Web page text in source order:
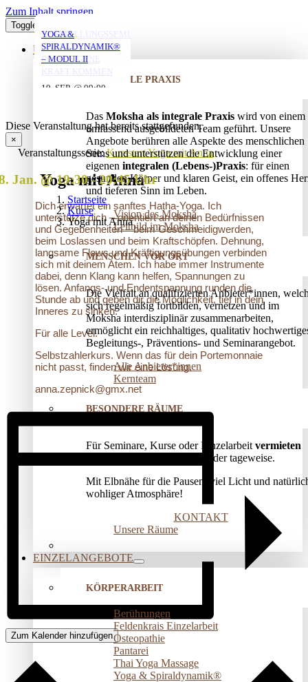
Zum Inhalt springen
Toggle Navigation
ÜBER UNS
INTEGRALE PRAXIS
Das Moksha als integrale Praxis wird von einem
umfassend ausgebildeten Team geführt. Unsere
Angebote berühren alle Aspekte des menschlichen
Seins und unterstützen die Entwicklung einer
eigenen integralen (Lebens-)Praxis: für einen
gesunden Körper und klaren Geist, ein offenes
und tieferen Sinn im Leben.
Vision des Moksha
Leitbild im Moksha
MENSCHEN VOR ORT
Die Vielfalt an qualifizierten Anbieter*innen,
sich regelmäßig fortbilden, vernetzen und im
Moksha interdisziplinär zusammenarbeiten,
ermöglicht ein reichhaltiges, qualitativ
Begleitungs-, Präventions­- und Seminarangebot.
Alle Anbieter*innen
Kernteam
BESONDERE RÄUME
Für Seminare, Kurse oder Einzelarbeit vermieten
wir unsere Räume stunden- oder tageweise.
Mit Elbnähe für die Pausen, viel Licht und
wohliger Atmosphäre!
KONTAKT
Unsere Räume
EINZELANGEBOTE
KÖRPERARBEIT
Berührungen
Feldenkrais Einzelarbeit
Osteopathie
Pantarei
Thai Yoga Massage
Yoga & Spiraldynamik®
Yoga mit Anna
Startseite
Kurse
Yoga mit Anna
Diese Veranstaltung hat bereits stattgefunden.
×
Veranstaltungsserie:Kursstart Yoga mit Anna
Jan. @ 19:30-20:45
Dich erwartet ein sanftes Hatha-Yoga. Ich
unterstütze dich – orientiert an deinen Bedürfnissen
und Gegebenheiten – beim Geschmeidigwerden,
beim Loslassen und beim Kraftschöpfen. Dehnung,
langsame Flows und Kräftigungsübungen verbinden
sich mit deinem Atem. Ich habe immer Instrumente
dabei, denn Klang kann helfen, Spannungen zu
lösen. Anfangs- und Endentspannung runden die
Stunde ab und geben dir die Möglichkeit, tief in dein
Inneres zu sinken.
Für alle Level.
Selbstzahlerkurs. Wenn das für dein Portemonnaie
nicht passt, finden wir eine Lösung.
anna.zepnick@gmx.net
Zum Kalender hinzufügen
YOGA FÜR ÄLTERE
MIT ANNA
06. AUG. @ 17:45-
YOGA MIT ANNA
06. AUG. @ 19:30
20:45
MORGENYOGA MIT
ANNA
07. AUG. @ 08:00-
VERSTRICKUNGEN
LÖSEN – OFFENES
AUFSTELLUNGSSEMINAR
25. AUG. @ 17:00
AUFSTELLUNGSSEMINAR
– MIT DEM VATER
IN DIE EIGENE
KRAFT KOMMEN
17:30
YOGA &
SPIRALDYNAMIK®
– MODUL II
19. SEP. @ 09:00
20. SEP. @ 16:00